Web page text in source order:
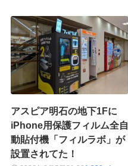
アスピア明石の地下1Fに
iPhone用保護フィルム全自
動貼付機「フィルラボ」が
設置されてた！